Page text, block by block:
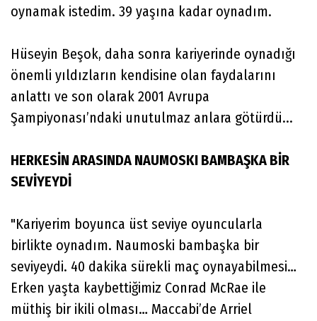
oynamak istedim. 39 yaşına kadar oynadım.
Hüseyin Beşok, daha sonra kariyerinde oynadığı
önemli yıldızların kendisine olan faydalarını
anlattı ve son olarak 2001 Avrupa
Şampiyonası’ndaki unutulmaz anlara götürdü...
HERKESİN ARASINDA NAUMOSKI BAMBAŞKA BİR
SEVİYEYDİ
"Kariyerim boyunca üst seviye oyuncularla
birlikte oynadım. Naumoski bambaşka bir
seviyeydi. 40 dakika sürekli maç oynayabilmesi…
Erken yaşta kaybettiğimiz Conrad McRae ile
müthiş bir ikili olması… Maccabi’de Arriel